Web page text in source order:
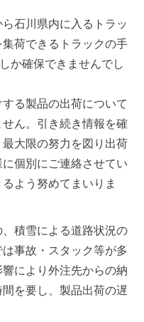
石川県内に入るトラッ
荷できるトラックの手
か確保できませんでし
る製品の出荷について
ん。引き続き情報を確
大限の努力を図り出荷
個別にご連絡させてい
よう努めてまいりま
積雪による道路状況の
事故・スタック等が多
により外注先からの納
を要し、製品出荷の遅